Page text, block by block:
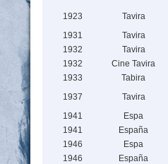
1923
Tavira
1931
Tavira
1932
Tavira
1932
Cine Tavira
1933
Tabira
1937
Tavira
1941
Espa
1941
España
1946
Espa
1946
España